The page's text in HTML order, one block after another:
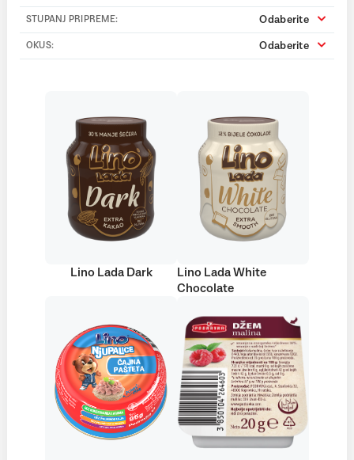
STUPANJ PRIPREME: Odaberite
OKUS: Odaberite
Lino Lada Dark
Lino Lada White
Chocolate